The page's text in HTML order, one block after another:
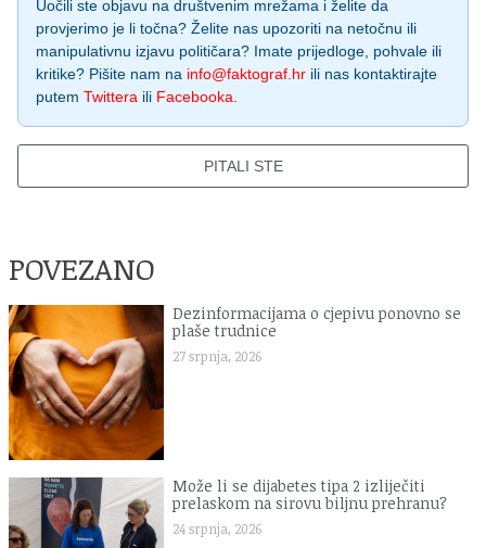
Uočili ste objavu na društvenim mrežama i želite da
provjerimo je li točna? Želite nas upozoriti na netočnu ili
manipulativnu izjavu političara? Imate prijedloge, pohvale ili
kritike? Pišite nam na info@faktograf.hr ili nas kontaktirajte
putem Twittera ili Facebooka
PITALI STE
POVEZANO
Dezinformacijama o cjepivu ponovno se
plaše trudnice
27 srpnja, 2026
Može li se dijabetes tipa 2 izliječiti
prelaskom na sirovu biljnu prehranu?
24 srpnja, 2026